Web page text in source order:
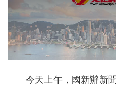
今天上午，國新辦新